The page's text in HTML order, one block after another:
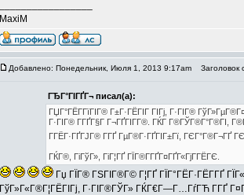
MaxiM
Добавлено: Понедельник, Июля 1, 2013 9:17am Заголовок
ГЂГ°ГІГҐГ¬ писал(а):
ГЏГ°ГЁГ­ГїГІГ® Г±Г·ГЁГІГ ГІГј, Г·ГІГ®
Г·ГІГ® Г­ГҐГ§Г Г¬ГҐГІГ­Г®. ГЌГ Г®ГЎГ®Г°Г®ГІ,
Г­ГЁГ·ГҐГЈГ® Г­ГҐ ГµГ®Г·ГҐГІГ±Гї, ГЄГ°Г®Г¬ГҐ
ГЌГ®, ГіГўГ», ГіГ¦ГҐ ГЇГ®Г­ГҐГ¤ГҐГ«ГјГ­ГЁГЄ.
Гџ ГЇГ® ГЅГІГ®Г© Г¦ГҐ ГЇГ°ГЁГ·ГЁГ­ГҐ
ГўГ»Г«Г®Г¦ГЁГІГј, Г·ГІГ®ГЎГ» ГЌГ€Г—Г…ГѓГЋ Г­ГҐ